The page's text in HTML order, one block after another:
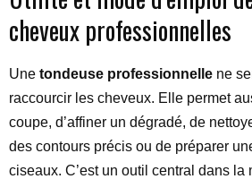
cheveux professionnelles
Une tondeuse professionnelle ne
raccourcir les cheveux. Elle permet
coupe, d’affiner un dégradé, de
des contours précis ou de préparer
ciseaux. C’est un outil central dans la